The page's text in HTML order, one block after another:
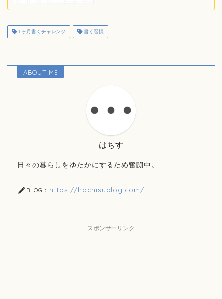
1ヶ月書くチャレンジ 書く習慣
ABOUT ME
はちす
日々の暮らしをゆたかにするため奮闘中。
BLOG： https://hachisublog.com/
スポンサーリンク